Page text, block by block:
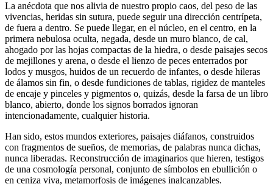
La anécdota que nos alivia de nuestro propio caos, del peso de las
vivencias, heridas sin sutura, puede seguir una dirección centrípeta,
de fuera a dentro. Se puede llegar, en el núcleo, en el centro, en la
primera nebulosa oculta, negada, desde un muro blanco, de cal,
ahogado por las hojas compactas de la hiedra, o desde paisajes secos
de mejillones y arena, o desde el lienzo de peces enterrados por
lodos y musgos, huidos de un recuerdo de infantes, o desde hileras
de álamos sin fin, o desde fundiciones de tablas, rigidez de manteles
de encaje y pinceles y pigmentos o, quizás, desde la farsa de un libro
blanco, abierto, donde los signos borrados ignoran
intencionadamente, cualquier historia.
Han sido, estos mundos exteriores, paisajes diáfanos, construidos
con fragmentos de sueños, de memorias, de palabras nunca dichas,
nunca liberadas. Reconstrucción de imaginarios que hieren, testigos
de una cosmología personal, conjunto de símbolos en ebullición o
en ceniza viva, metamorfosis de imágenes inalcanzables.